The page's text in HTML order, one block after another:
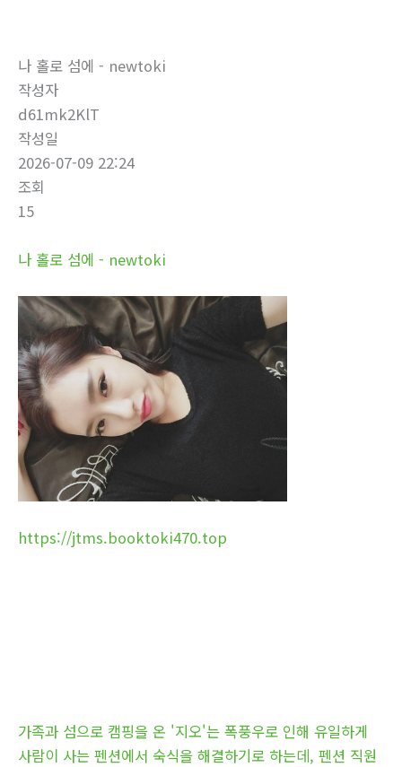
나 홀로 섬에 - newtoki
작성자
d61mk2KlT
작성일
2026-07-09 22:24
조회
15
나 홀로 섬에 - newtoki
https://jtms.booktoki470.top
가족과 섬으로 캠핑을 온 '지오'는 폭풍우로 인해 유일하게
사람이 사는 펜션에서 숙식을 해결하기로 하는데, 펜션 직원